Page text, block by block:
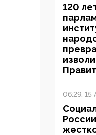
120
06:29, 15